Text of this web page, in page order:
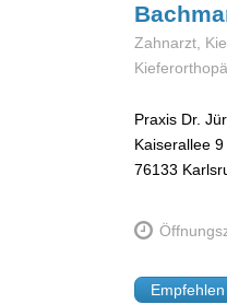
Zahnarzt,
Praxis Dr.
Kaiserallee 9
76133
Empfehlen